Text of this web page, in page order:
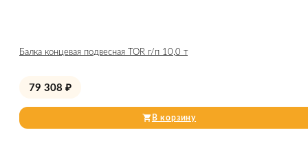
Балка концевая подвесная TOR г/п 10,0 т
79 308 ₽
В корзину